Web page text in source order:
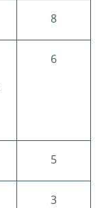
8
6
5
3